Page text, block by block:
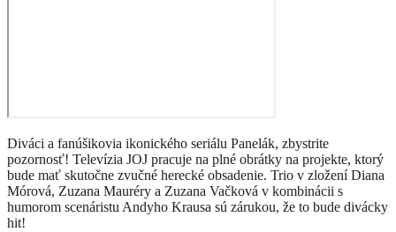
Diváci a fanúšikovia ikonického seriálu Panelák, zbystrite
pozornosť! Televízia JOJ pracuje na plné obrátky na projekte, ktorý
bude mať skutočne zvučné herecké obsadenie. Trio v zložení Diana
Mórová, Zuzana Mauréry a Zuzana Vačková v kombinácii s
humorom scenáristu Andyho Krausa sú zárukou, že to bude divácky
hit!